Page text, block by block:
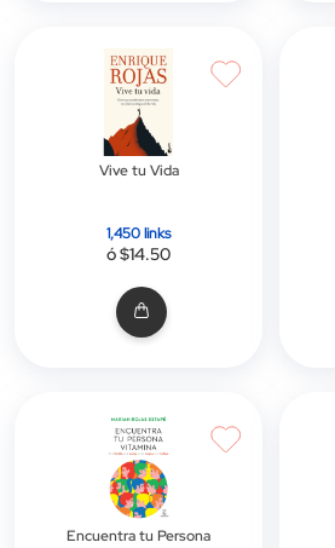
Vive tu Vida
1,450 links
ó $14.50
Encuentra tu Persona